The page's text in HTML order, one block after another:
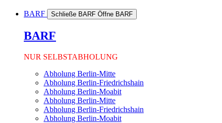
BARF Schließe BARF Öffne BARF
BARF
NUR SELBSTABHOLUNG
Abholung Berlin-Mitte
Abholung Berlin-Friedrichshain
Abholung Berlin-Moabit
Abholung Berlin-Mitte
Abholung Berlin-Friedrichshain
Abholung Berlin-Moabit